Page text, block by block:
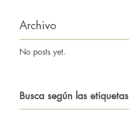
Archivo
No posts yet.
Busca según las etiquetas